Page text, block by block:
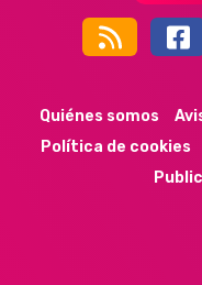
44k
Quiénes somos
Política de cookies